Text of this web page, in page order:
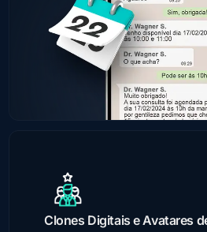
Clones Digitais e Avatares